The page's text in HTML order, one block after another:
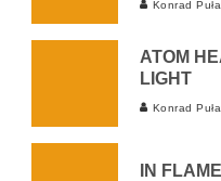
Konrad
ATOM
LIGHT
Konrad
IN